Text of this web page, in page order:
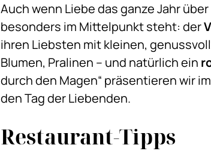
Auch wenn Liebe das ganze Jahr
besonders im Mittelpunkt steht: der
ihren Liebsten mit kleinen,
Blumen, Pralinen – und natürlich ein
durch den Magen“ präsentieren wir
den Tag der Liebenden.
Restaurant-Tipps